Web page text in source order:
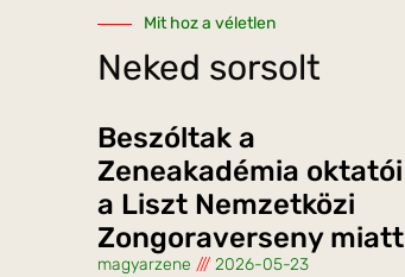
Mit hoz a véletlen
Neked sorsolt
Beszóltak a
Zeneakadémia oktatói
a Liszt Nemzetközi
Zongoraverseny miatt
magyarzene 2026-05-23